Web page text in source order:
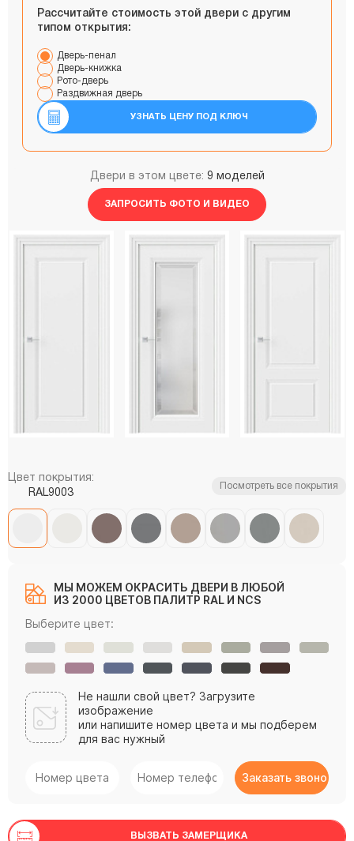
Рассчитайте стоимость этой двери с другим
типом открытия:
Дверь-пенал
Дверь-книжка
Рото-дверь
Раздвижная дверь
УЗНАТЬ ЦЕНУ ПОД КЛЮЧ
Двери в этом цвете: 9 моделей
ЗАПРОСИТЬ ФОТО И ВИДЕО
Цвет покрытия:
RAL9003
Посмотреть все покрытия
МЫ МОЖЕМ ОКРАСИТЬ ДВЕРИ В ЛЮБОЙ
ИЗ 2000 ЦВЕТОВ ПАЛИТР RAL И NCS
Выберите цвет:
Не нашли свой цвет? Загрузите
изображение
или напишите номер цвета и мы подберем
для вас нужный
ВЫЗВАТЬ ЗАМЕРЩИКА